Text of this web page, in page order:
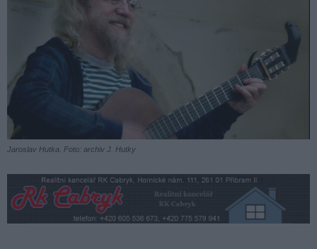
Jaroslav Hutka. Foto: archiv J. Hutky